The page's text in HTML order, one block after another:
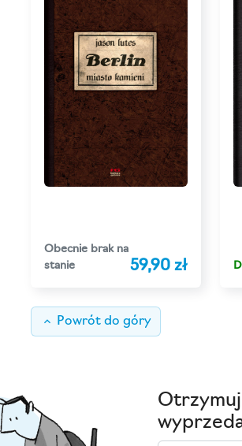
Obecnie brak na
stanie
59,90 zł
keyboard_arrow_up Powrót do góry